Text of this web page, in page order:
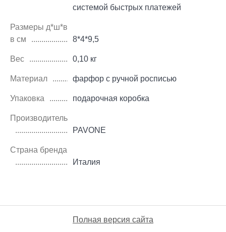
системой быстрых платежей
Размеры д*ш*в
в см
8*4*9,5
Вес 0,10 кг
Материал фарфор с ручной росписью
Упаковка подарочная коробка
Производитель
PAVONE
Страна бренда
Италия
Полная версия сайта